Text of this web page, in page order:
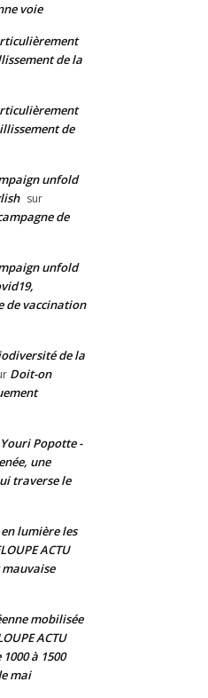
voie
de la
de
unfold
sur
de
unfold
de vaccination
de la
Doit-on
Popotte -
une
traverse le
lumière les
ACTU
mobilisée
ACTU
à 1500
mai